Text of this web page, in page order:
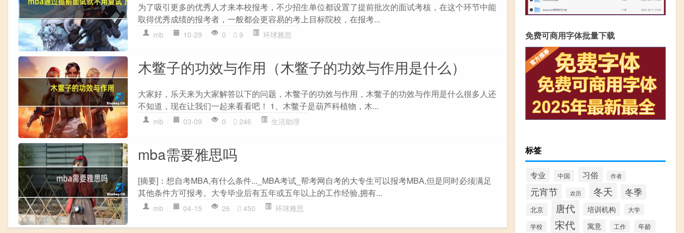
为了吸引更多的优秀人才来本校报考，不少招生单位都设置了提前批次的面试考核，在这个环节中能
取得优秀成绩的报考者，一般都会更容易的考上目标院校，在报考...
mb 10-29 0 9 环球雅思
木鳖子的功效与作用（木鳖子的功效与作用是什么）
大家好，乐天来为大家解答以下的问题，木鳖子的功效与作用，木鳖子的功效与作用是什么很多人还
不知道，现在让我们一起来看看吧！ 1、木鳖子是葫芦科植物，木...
mb 03-09 0 246 生活助理
mba需要雅思吗
[摘要]：想自考MBA,有什么条件..._MBA考试_帮考网自考的大专生可以报考MBA,但是同时必须满足
其他条件方可报考。大专毕业后有五年或五年以上的工作经验,拥有...
mb 04-15 26 450 环球雅思
免费可商用字体批量下载
标签
专业 中国 习俗 作者
元宵节 农历 冬天 冬季
北京 唐代 培训机构 大学
学校 宋代 寓意 工作 年龄